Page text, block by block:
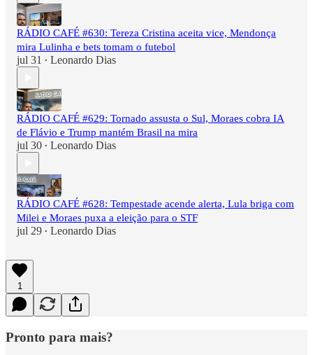
RÁDIO CAFÉ #630: Tereza Cristina aceita vice, Mendonça
mira Lulinha e bets tomam o futebol
jul 31 • Leonardo Dias
RÁDIO CAFÉ #629: Tornado assusta o Sul, Moraes cobra IA
de Flávio e Trump mantém Brasil na mira
jul 30 • Leonardo Dias
RÁDIO CAFÉ #628: Tempestade acende alerta, Lula briga com
Milei e Moraes puxa a eleição para o STF
jul 29 • Leonardo Dias
1
Pronto para mais?